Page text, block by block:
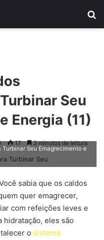
Seu
Energia (11)
17 3 minutos de leitura
Seu Emagrecimento e
sabia que os caldos
quer emagrecer,
com refeições leves e
hidratação, eles são
o sistema